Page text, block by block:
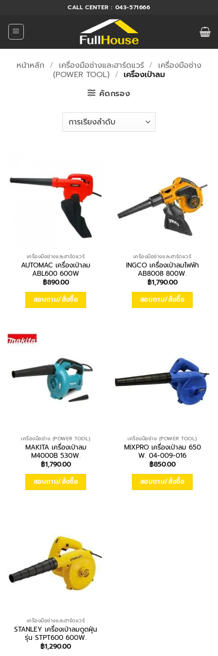
ยัง
เนื้อหา
CALL CENTER : 043-571666
หน้าหลัก / เครื่องมือช่างและฮาร์ดแวร์ / เครื่องมือช่าง
(POWER TOOL) / เครื่องเป่าลม
คัดกรอง
เครื่องมือช่างและฮาร์ดแวร์
AUTOMAC เครื่องเป่าลม
ABL600 600W
฿890.00
สอบถาม/สั่งซื้อ
เครื่องมือช่างและฮาร์ดแวร์
INGCO เครื่องเป่าลมไฟฟ้า
AB8008 800W.
฿1,790.00
สอบถาม/สั่งซื้อ
เครื่องมือช่าง (POWER TOOL)
MAKITA เครื่องเป่าลม
M4000B 530W.
฿1,790.00
สอบถาม/สั่งซื้อ
เครื่องมือช่าง (POWER TOOL)
MIXPRO เครื่องเป่าลม 650
W. 04-009-016
฿850.00
สอบถาม/สั่งซื้อ
เครื่องมือช่างและฮาร์ดแวร์
STANLEY เครื่องเป่าลมดูดฝุ่น
รุ่น STPT600 600W.
฿1,290.00